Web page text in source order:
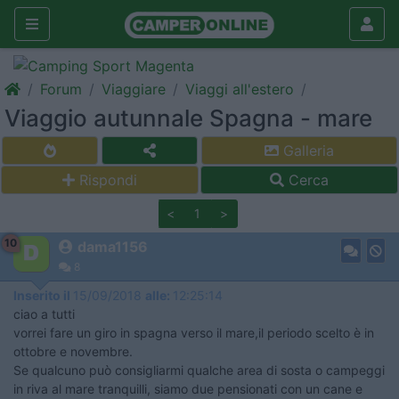
Forum Viaggiare Viaggi all'estero
Viaggio autunnale Spagna - mare
Galleria
Rispondi
Cerca
< 1 >
10 dama1156
8
Inserito il 15/09/2018 alle: 12:25:14
ciao a tutti
vorrei fare un giro in spagna verso il mare,il periodo scelto è in
ottobre e novembre.
Se qualcuno può consigliarmi qualche area di sosta o campeggi
in riva al mare tranquilli, siamo due pensionati con un cane e